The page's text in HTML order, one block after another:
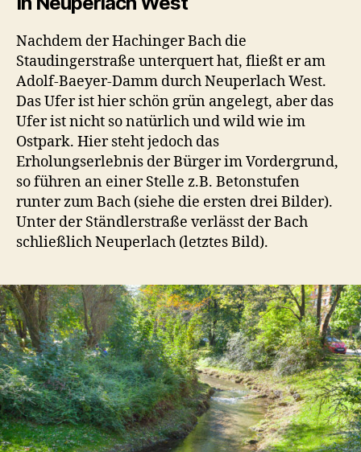
Nachdem der Hachinger Bach die
Staudingerstraße unterquert hat, fließt er am
Adolf-Baeyer-Damm durch Neuperlach West.
Das Ufer ist hier schön grün angelegt, aber das
Ufer ist nicht so natürlich und wild wie im
Ostpark. Hier steht jedoch das
Erholungserlebnis der Bürger im Vordergrund,
so führen an einer Stelle z.B. Betonstufen
runter zum Bach (siehe die ersten drei Bilder).
Unter der Ständlerstraße verlässt der Bach
schließlich Neuperlach (letztes Bild).